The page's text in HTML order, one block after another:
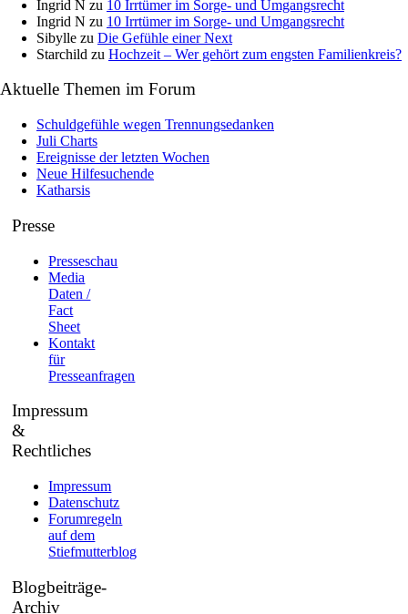
Ingrid N zu 10 Irrtümer im Sorge- und Umgangsrecht
Ingrid N zu 10 Irrtümer im Sorge- und Umgangsrecht
Sibylle zu Die Gefühle einer Next
Starchild zu Hochzeit – Wer gehört zum engsten Familienkreis?
Aktuelle Themen im Forum
Schuldgefühle wegen Trennungsedanken
Juli Charts
Ereignisse der letzten Wochen
Neue Hilfesuchende
Katharsis
Presse
Presseschau
Media
Daten /
Fact
Sheet
Kontakt
für
Presseanfragen
Impressum
&
Rechtliches
Impressum
Datenschutz
Forumregeln
auf dem
Stiefmutterblog
Blogbeiträge-
Archiv